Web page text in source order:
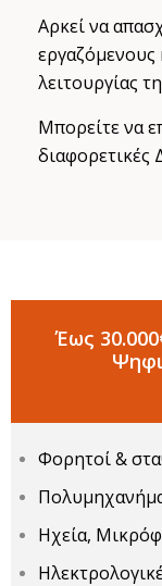
Αρκεί να
εργαζόμενους
λειτουργίας
Μπορείτε να
διαφορετικές
Έως
Φορητοί &
Ηχεία,